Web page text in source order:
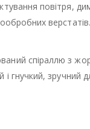
повітря,
спіраллю з
гнучкий, зручний